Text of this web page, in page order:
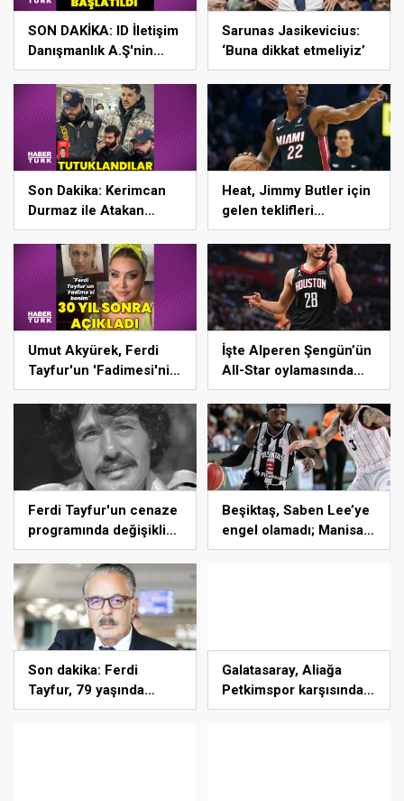
SON DAKİKA: ID İletişim
Danışmanlık A.Ş'nin
kurucusu ve ortağı olan
Ayşe Barım hakkında
resen soruşturma
başlatıldı
Sarunas Jasikevicius:
‘Buna dikkat etmeliyiz’
Son Dakika: Kerimcan
Durmaz ile Atakan
Yılmaz tutuklandı!
Durmaz'ın emniyetteki
ifadesi ortaya çıktı –
Magazin haberleri
Heat, Jimmy Butler için
gelen teklifleri
‘beğenmiyor’ NBA
Haberleri
Umut Akyürek, Ferdi
Tayfur'un 'Fadimesi'nin
kendisi olduğunu
açıkladı – Magazin
haberleri
İşte Alperen Şengün’ün
All-Star oylamasında
sıralaması!
Ferdi Tayfur'un cenaze
programında değişiklik
– Magazin haberleri
Beşiktaş, Saben Lee’ye
engel olamadı; Manisa
Basket kazandı
Son dakika: Ferdi
Tayfur, 79 yaşında
aramızdan ayrıldı –
Galatasaray, Aliağa
Petkimspor karşısında
zorlanmadı